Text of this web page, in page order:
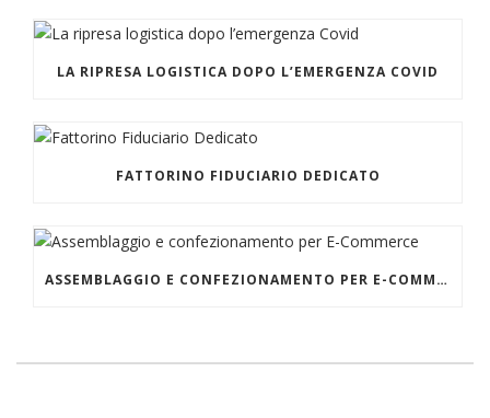
LA RIPRESA LOGISTICA DOPO L’EMERGENZA COVID
FATTORINO FIDUCIARIO DEDICATO
ASSEMBLAGGIO E CONFEZIONAMENTO PER E-COMMERCE